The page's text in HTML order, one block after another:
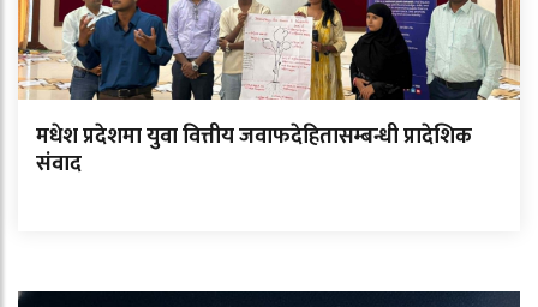
मधेश प्रदेशमा युवा वित्तीय जवाफदेहितासम्बन्धी प्रादेशिक
संवाद